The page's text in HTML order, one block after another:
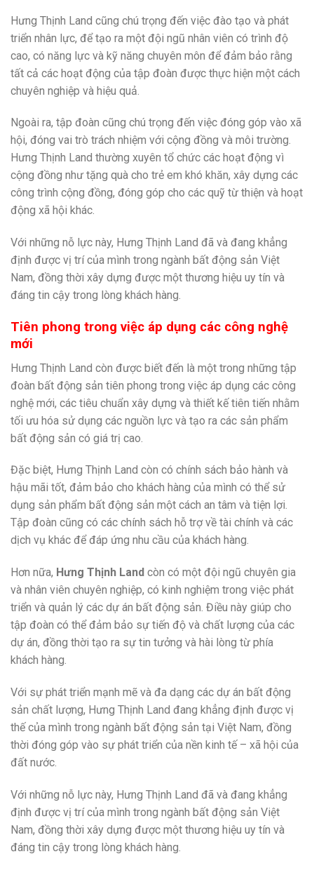
Hưng Thịnh Land cũng chú trọng đến việc đào tạo và phát
triển nhân lực, để tạo ra một đội ngũ nhân viên có trình độ
cao, có năng lực và kỹ năng chuyên môn để đảm bảo rằng
tất cả các hoạt động của tập đoàn được thực hiện một cách
chuyên nghiệp và hiệu quả.
Ngoài ra, tập đoàn cũng chú trọng đến việc đóng góp vào xã
hội, đóng vai trò trách nhiệm với cộng đồng và môi trường.
Hưng Thịnh Land thường xuyên tổ chức các hoạt động vì
cộng đồng như tặng quà cho trẻ em khó khăn, xây dựng các
công trình cộng đồng, đóng góp cho các quỹ từ thiện và hoạt
động xã hội khác.
Với những nỗ lực này, Hưng Thịnh Land đã và đang khẳng
định được vị trí của mình trong ngành bất động sản Việt
Nam, đồng thời xây dựng được một thương hiệu uy tín và
đáng tin cậy trong lòng khách hàng.
Tiên phong trong việc áp dụng các công nghệ
mới
Hưng Thịnh Land còn được biết đến là một trong những tập
đoàn bất động sản tiên phong trong việc áp dụng các công
nghệ mới, các tiêu chuẩn xây dựng và thiết kế tiên tiến nhằm
tối ưu hóa sử dụng các nguồn lực và tạo ra các sản phẩm
bất động sản có giá trị cao.
Đặc biệt, Hưng Thịnh Land còn có chính sách bảo hành và
hậu mãi tốt, đảm bảo cho khách hàng của mình có thể sử
dụng sản phẩm bất động sản một cách an tâm và tiện lợi.
Tập đoàn cũng có các chính sách hỗ trợ về tài chính và các
dịch vụ khác để đáp ứng nhu cầu của khách hàng.
Hơn nữa, Hưng Thịnh Land còn có một đội ngũ chuyên gia
và nhân viên chuyên nghiệp, có kinh nghiệm trong việc phát
triển và quản lý các dự án bất động sản. Điều này giúp cho
tập đoàn có thể đảm bảo sự tiến độ và chất lượng của các
dự án, đồng thời tạo ra sự tin tưởng và hài lòng từ phía
khách hàng.
Với sự phát triển mạnh mẽ và đa dạng các dự án bất động
sản chất lượng, Hưng Thịnh Land đang khẳng định được vị
thế của mình trong ngành bất động sản tại Việt Nam, đồng
thời đóng góp vào sự phát triển của nền kinh tế – xã hội của
đất nước.
Với những nỗ lực này, Hưng Thịnh Land đã và đang khẳng
định được vị trí của mình trong ngành bất động sản Việt
Nam, đồng thời xây dựng được một thương hiệu uy tín và
đáng tin cậy trong lòng khách hàng.